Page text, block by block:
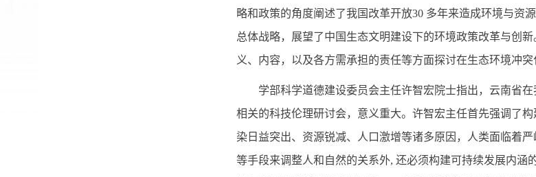
略和政策的角度阐述了我国改革开放30 多年来造成环境与资
总体战略，展望了中国生态文明建设下的环境政策改革与创
义、内容，以及各方需承担的责任等方面探讨在生态环境冲突
学部科学道德建设委员会主任许智宏院士指出，云南省在
相关的科技伦理研讨会，意义重大。许智宏主任首先强调了
染日益突出、资源锐减、人口激增等诸多原因，人类面临着
等手段来调整人和自然的关系外, 还必须构建可持续发展内